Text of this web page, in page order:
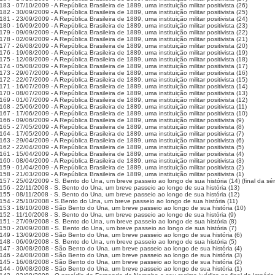
- 07/10/2009 - A República Brasileira de 1889, uma instituição militar positivista (26)
- 30/09/2009 - A República Brasileira de 1889, uma instituição militar positivista (25)
- 23/09/2009 - A República Brasileira de 1889, uma instituição militar positivista (24)
- 16/09/2009 - A República Brasileira de 1889, uma instituição militar positivista (23)
- 09/09/2009 - A República Brasileira de 1889, uma instituição militar positivista (22)
- 02/09/2009 - A República Brasileira de 1889, uma instituição militar positivista (21)
- 26/08/2009 - A República Brasileira de 1889, uma instituição militar positivista (20)
- 19/08/2009 - A República Brasileira de 1889, uma instituição militar positivista (19)
- 12/08/2009 - A República Brasileira de 1889, uma instituição militar positivista (18)
- 05/08/2009 - A República Brasileira de 1889, uma instituição militar positivista (17)
- 29/07/2009 - A República Brasileira de 1889, uma instituição militar positivista (16)
- 22/07/2009 - A República Brasileira de 1889, uma instituição militar positivista (15)
- 16/07/2009 - A República Brasileira de 1889, uma instituição militar positivista (14)
- 08/07/2009 - A República Brasileira de 1889, uma instituição militar positivista (13)
- 01/07/2009 - A República Brasileira de 1889, uma instituição militar positivista (12)
- 25/06/2009 - A República Brasileira de 1889, uma instituição militar positivista (11)
- 17/06/2009 - A República Brasileira de 1889, uma instituição militar positivista (10)
- 09/06/2009 - A República Brasileira de 1889, uma instituição militar positivista (9)
- 27/05/2009 - A República Brasileira de 1889, uma instituição militar positivista (8)
- 17/05/2009 - A República Brasileira de 1889, uma instituição militar positivista (7)
- 29/04/2009 - A República Brasileira de 1889, uma instituição militar positivista (6)
- 22/04/2009 - A República Brasileira de 1889, uma instituição militar positivista (5)
- 15/04/2009 - A República Brasileira de 1889, uma instituição militar positivista (4)
- 08/04/2009 - A República Brasileira de 1889, uma instituição militar positivista (3)
- 01/04/2009 - A República Brasileira de 1889, uma instituição militar positivista (2)
- 21/03/2009 - A República Brasileira de 1889, uma instituição militar positivista (1)
- 25/02/2009 - S. Bento do Una, um breve passeio ao longo de sua história (14) (final da
- 22/11/2008 - S. Bento do Una, um breve passeio ao longo de sua história (13)
- 08/11/2008 - S. Bento do Una, um breve passeio ao longo de sua história (12)
- 25/10/2008 - S.Bento do Una, um breve passeio ao longo de sua história (11)
- 18/10/2008 - São Bento do Una, um breve passeio ao longo de sua história (10)
- 11/10/2008 - S. Bento do Una, um breve passeio ao longo de sua história (9)
- 27/09/2008 - S. Bento do Una, um breve passeio ao longo de sua história (8)
- 20/09/2008 - S. Bento do Una, um breve passeio ao longo de sua história (7)
- 13/09/2008 - São Bento do Una, um breve passeio ao longo de sua história (6)
- 06/09/2008 - S. Bento do Una, um breve passeio ao longo de sua história (5)
- 30/08/2008 - São Bento do Una, um breve passeio ao longo de sua história (4)
- 24/08/2008 - São Bento do Una, um breve passeio ao longo de sua história (3)
- 16/08/2008 - São Bento do Una, um breve passeio ao longo de sua história (2)
- 09/08/2008 - São Bento do Una, um breve passeio ao longo de sua história (1)